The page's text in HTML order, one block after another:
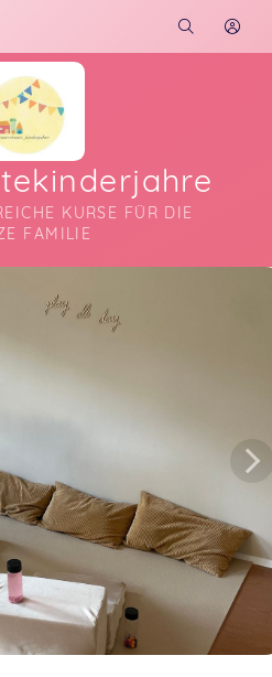
KURSE FÜR DIE
FAMILIE
me here...
/ Keramik
Mühe mit ihrem Kurs
besuchen mehrere).
zum Detail vorbereitet,
ist toll, sie haben
freut es mich auch
zu besuchen. Vielen Dank